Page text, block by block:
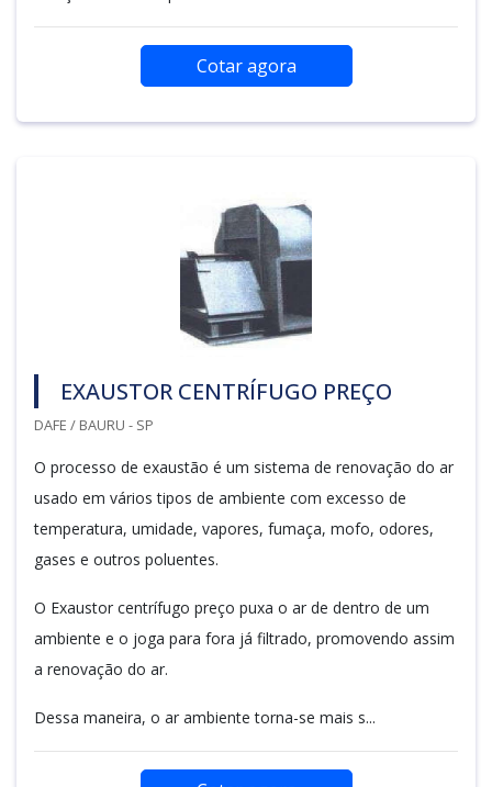
Cotar agora
EXAUSTOR CENTRÍFUGO PREÇO
DAFE / BAURU - SP
O processo de exaustão é um sistema de renovação do ar
usado em vários tipos de ambiente com excesso de
temperatura, umidade, vapores, fumaça, mofo, odores,
gases e outros poluentes.
O Exaustor centrífugo preço puxa o ar de dentro de um
ambiente e o joga para fora já filtrado, promovendo assim
a renovação do ar.
Dessa maneira, o ar ambiente torna-se mais s...